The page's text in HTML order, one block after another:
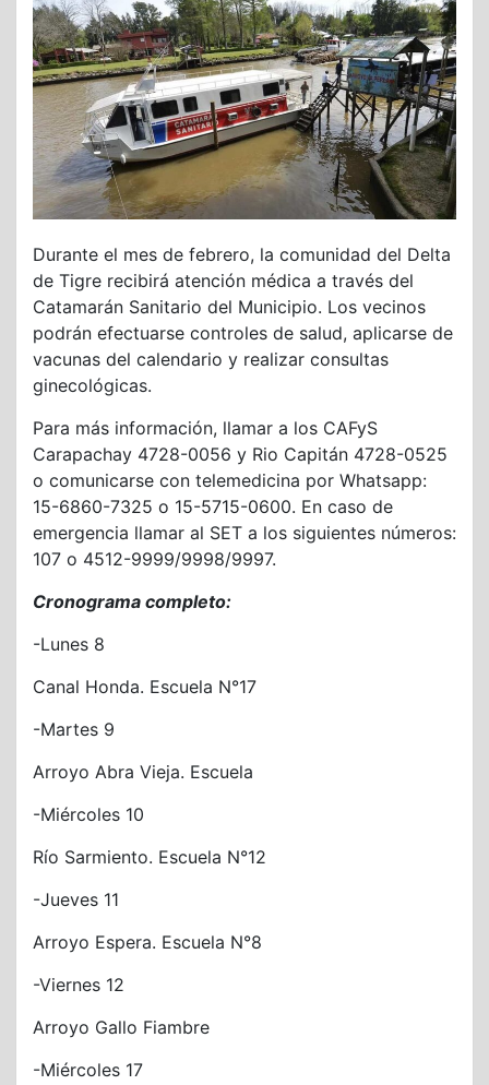
Durante el mes de febrero, la comunidad del Delta
de Tigre recibirá atención médica a través del
Catamarán Sanitario del Municipio. Los vecinos
podrán efectuarse controles de salud, aplicarse de
vacunas del calendario y realizar consultas
ginecológicas.
Para más información, llamar a los CAFyS
Carapachay 4728-0056 y Rio Capitán 4728-0525
o comunicarse con telemedicina por Whatsapp:
15-6860-7325 o 15-5715-0600. En caso de
emergencia llamar al SET a los siguientes números:
107 o 4512-9999/9998/9997.
Cronograma completo:
-Lunes 8
Canal Honda. Escuela N°17
-Martes 9
Arroyo Abra Vieja. Escuela
-Miércoles 10
Río Sarmiento. Escuela N°12
-Jueves 11
Arroyo Espera. Escuela N°8
-Viernes 12
Arroyo Gallo Fiambre
-Miércoles 17